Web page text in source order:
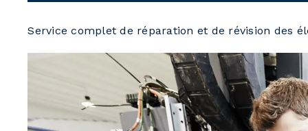
Service complet de réparation et de révision des